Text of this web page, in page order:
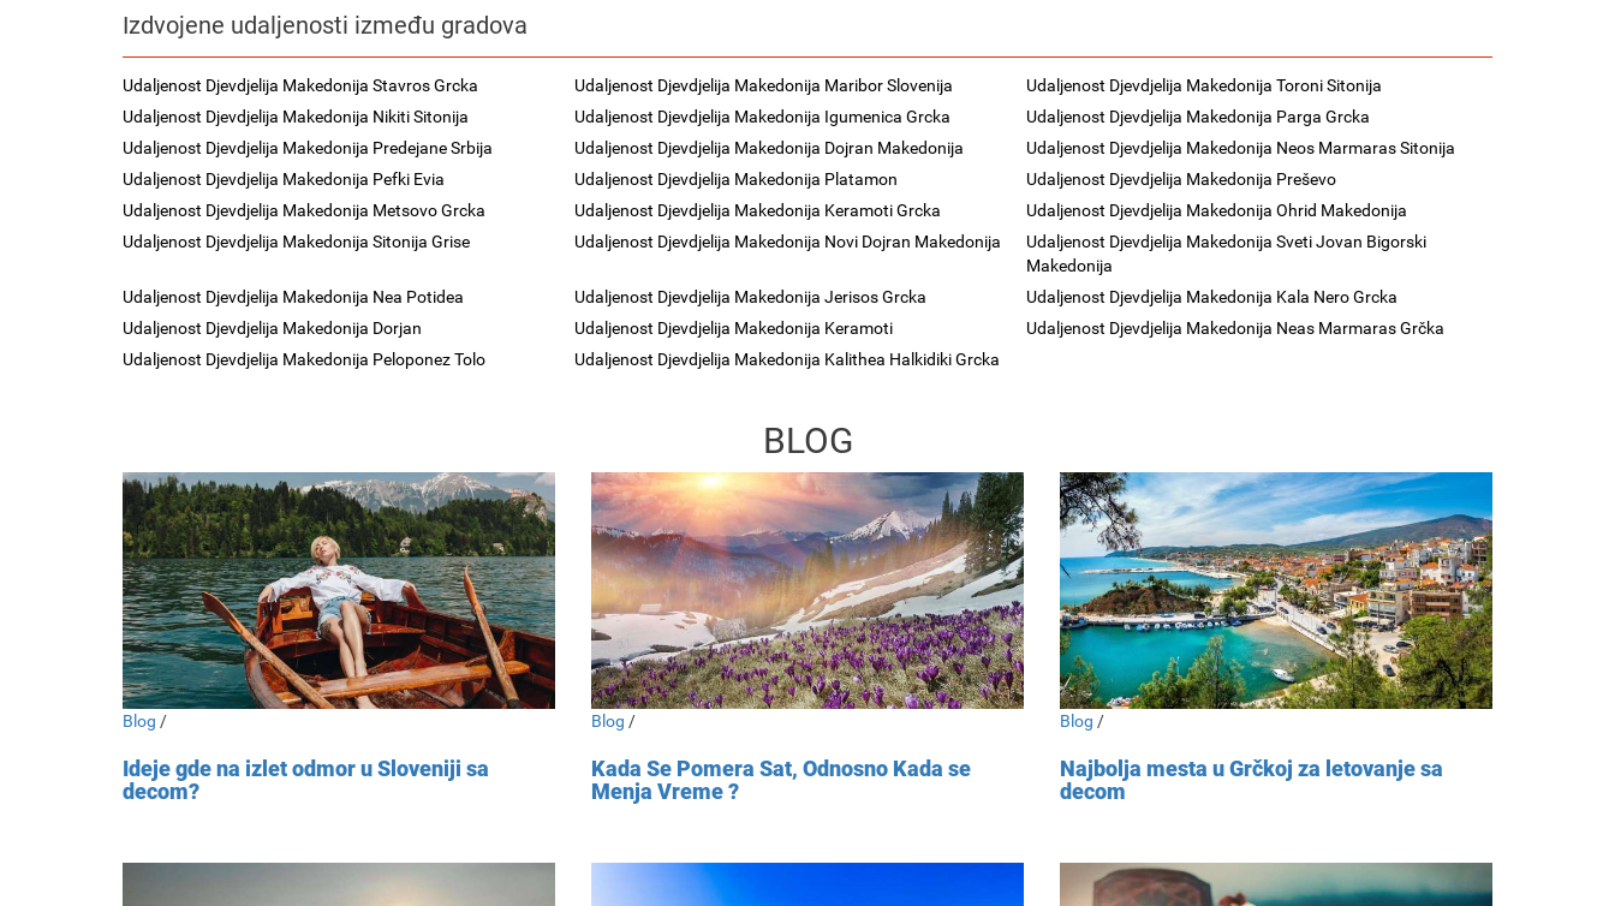
Izdvojene udaljenosti između gradova
Udaljenost Djevdjelija Makedonija Stavros Grcka Udaljenost Djevdjelija Makedonija Maribor Slovenija
Udaljenost Djevdjelija Makedonija Toroni Sitonija
Udaljenost Djevdjelija Makedonija Nikiti Sitonija
Udaljenost Djevdjelija Makedonija Igumenica Grcka
Udaljenost Djevdjelija Makedonija Parga Grcka
Udaljenost Djevdjelija Makedonija Predejane Srbija
Udaljenost Djevdjelija Makedonija Dojran Makedonija
Udaljenost Djevdjelija Makedonija Neos Marmaras Sitonija
Udaljenost Djevdjelija Makedonija Pefki Evia
Udaljenost Djevdjelija Makedonija Platamon
Udaljenost Djevdjelija Makedonija Preševo
Udaljenost Djevdjelija Makedonija Metsovo Grcka
Udaljenost Djevdjelija Makedonija Keramoti Grcka
Udaljenost Djevdjelija Makedonija Ohrid Makedonija
Udaljenost Djevdjelija Makedonija Sitonija Grise
Udaljenost Djevdjelija Makedonija Novi Dojran Makedonija
Udaljenost Djevdjelija Makedonija Sveti Jovan Bigorski
Makedonija
Udaljenost Djevdjelija Makedonija Nea Potidea
Udaljenost Djevdjelija Makedonija Jerisos Grcka
Udaljenost Djevdjelija Makedonija Kala Nero Grcka
Udaljenost Djevdjelija Makedonija Dorjan
Udaljenost Djevdjelija Makedonija Keramoti
Udaljenost Djevdjelija Makedonija Neas Marmaras Grčka
Udaljenost Djevdjelija Makedonija Peloponez Tolo
Udaljenost Djevdjelija Makedonija Kalithea Halkidiki Grcka
BLOG
Blog /
Ideje gde na izlet odmor u Sloveniji sa
decom?
Blog /
Kada Se Pomera Sat, Odnosno Kada se
Menja Vreme ?
Blog /
Najbolja mesta u Grčkoj za letovanje sa
decom